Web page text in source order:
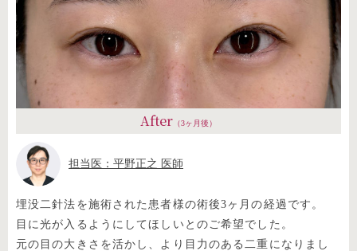
After （3ヶ月後）
担当医：平野正之 医師
埋没二針法を施術された患者様の術後3ヶ月の経過です。
目に光が入るようにしてほしいとのご希望でした。
元の目の大きさを活かし、より目力のある二重になりまし